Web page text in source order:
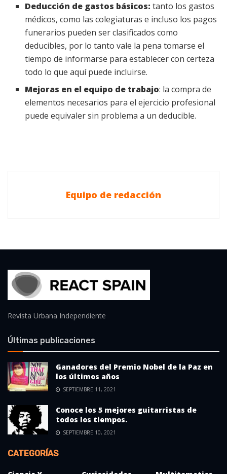
Deducción de gastos básicos:tanto los gastos
médicos, como las colegiaturas e incluso los pagos
funerarios pueden ser clasificados como
deducibles, por lo tanto vale la pena tomarse el
tiempo de informarse para establecer con certeza
todo lo que aquí puede incluirse.
Mejoras en el equipo de trabajo: la compra de
elementos necesarios para el ejercicio profesional
puede equivaler sin problema a un deducible.
Equipo de redacción
Revista Urbana Independiente
Últimas publicaciones
Ganadores del Premio Nobel de la Paz en
los últimos años
SEPTIEMBRE 11, 2021
Conoce los 5 mejores guitarristas de
todos los tiempos.
SEPTIEMBRE 10, 2021
CATEGORÍAS